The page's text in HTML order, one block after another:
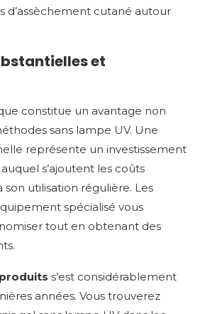
d’assèchement cutané autour
et
constitue un avantage non
sans lampe UV. Une
représente un investissement
s’ajoutent les coûts
son utilisation régulière. Les
spécialisé vous
tout en obtenant des
produits s’est considérablement
années. Vous trouverez